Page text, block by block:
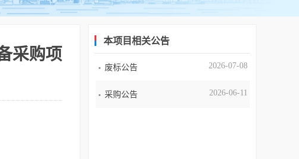
采购项
本项目相关公告
2026-07-08
废标公告
2026-06-11
采购公告